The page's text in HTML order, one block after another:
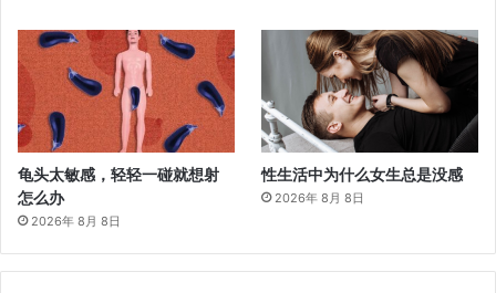
龟头太敏感，轻轻一碰就想射
怎么办
2026年 8月 8日
性生活中为什么女生总是没感
2026年 8月 8日